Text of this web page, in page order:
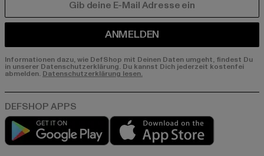
ANMELDEN
Informationen dazu, wie DefShop mit Deinen Daten umgeht, findest Du
in unserer Datenschutzerklärung. Du kannst Dich jederzeit kostenfei
abmelden. Datenschutzerklärung lesen.
Play market